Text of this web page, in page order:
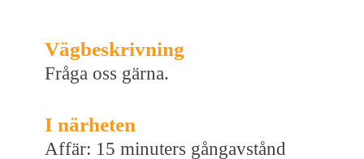
Vägbeskrivning
Fråga oss gärna.
I närheten
Affär: 15 minuters gångavstånd